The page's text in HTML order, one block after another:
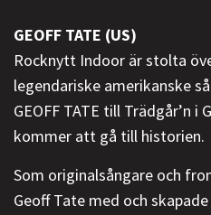
GEOFF TATE (US)
Rocknytt Indoor är stolta
legendariske amerikanske
GEOFF TATE till Trädgår’n
kommer att gå till historien.
Som originalsångare och
Geoff Tate med och